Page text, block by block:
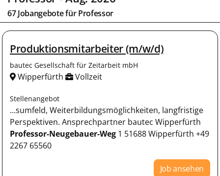
67 Jobangebote fürProfessor
Produktionsmitarbeiter (m/w/d)
bautec Gesellschaft für Zeitarbeit mbH
Wipperfürth Vollzeit
Stellenangebot
...sumfeld, Weiterbildungsmöglichkeiten, langfristige
Perspektiven. Ansprechpartner bautec Wipperfürth
Professor-Neugebauer-Weg 1 51688 Wipperfürth +49
2267 65560
Job ansehen